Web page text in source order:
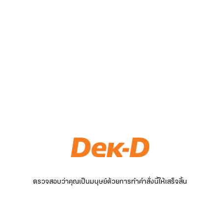
ตรวจสอบว่าคุณเป็นมนุษย์ด้วยการทำคำสั่งนี้ให้เสร็จสิ้น